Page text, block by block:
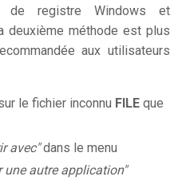
de registre Windows et
deuxième méthode est plus
aux utilisateurs
le fichier inconnu FILE que
avec"dans le menu
une autre application"